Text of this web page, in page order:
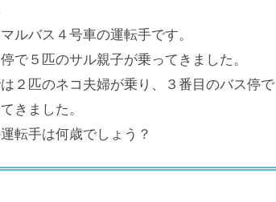
ルバス４号車の運転手です。
で５匹のサル親子が乗ってきました。
２匹のネコ夫婦が乗り、３番目のバス停
きました。
転手は何歳でしょう？